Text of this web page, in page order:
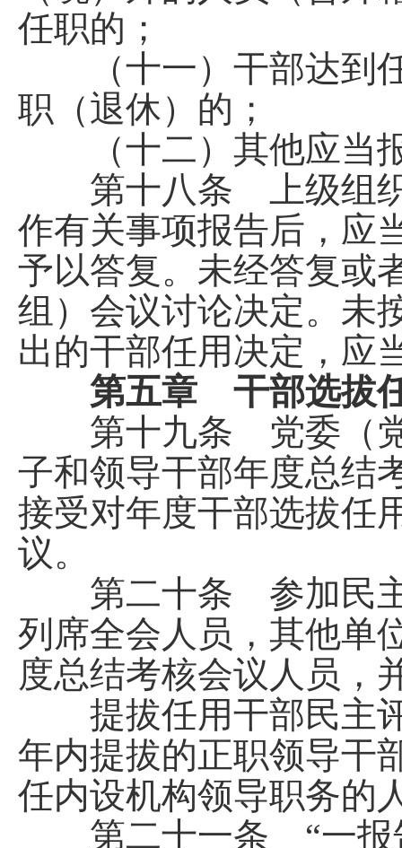
任职的；
（十一）干部达到任
职（退休）的；
（十二）其他应当
第十八条 上级组织
作有关事项报告后，应
予以答复。未经答复或
组）会议讨论决定。未
出的干部任用决定，应
第五章 干部选拔
第十九条 党委（党
子和领导干部年度总结
接受对年度干部选拔任
议。
第二十条 参加民主
列席全会人员，其他单
度总结考核会议人员，
提拔任用干部民主评
年内提拔的正职领导干
任内设机构领导职务的
第二十一条 “一报告